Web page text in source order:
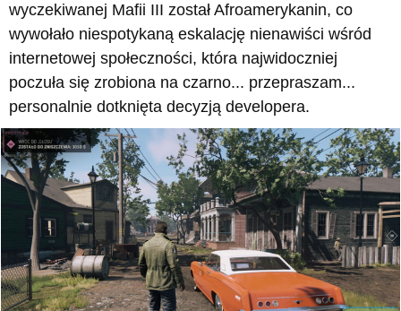
wyczekiwanej Mafii III został Afroamerykanin, co
wywołało niespotykaną eskalację nienawiści wśród
internetowej społeczności, która najwidoczniej
poczuła się zrobiona na czarno... przepraszam...
personalnie dotknięta decyzją developera.